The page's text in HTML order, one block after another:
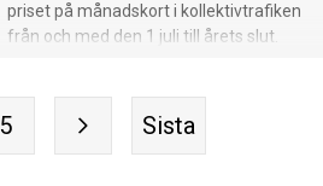
priset på månadskort i kollektivtrafiken
från och med den 1 juli till årets slut.
kan få regionalt.
5 Sista